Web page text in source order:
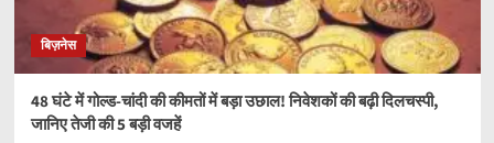
बिज़नेस
48 घंटे में गोल्ड-चांदी की कीमतों में बड़ा उछाल! निवेशकों की बढ़ी दिलचस्पी,
जानिए तेजी की 5 बड़ी वजहें